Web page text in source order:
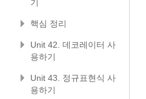
기
핵심 정리
Unit 42. 데코레이터 사
용하기
Unit 43. 정규표현식 사
용하기